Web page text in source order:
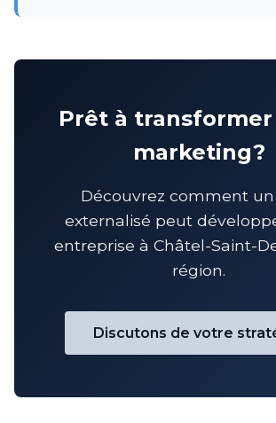
Prêt à
marketing?
Découvrez comment un
externalisé peut
entreprise à Châtel-Saint-
région.
Discutons de votre